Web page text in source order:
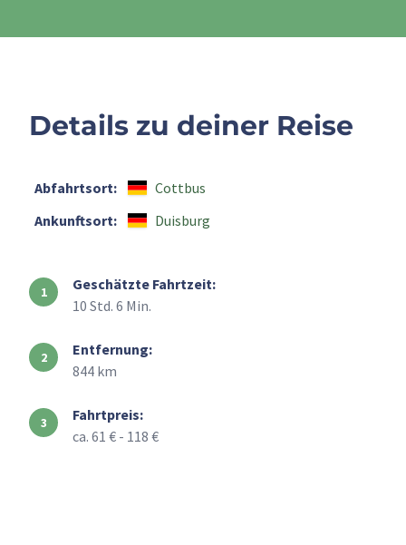
Details zu deiner Reise
Abfahrtsort:
Cottbus
Ankunftsort:
Duisburg
Geschätzte Fahrtzeit:
10 Std. 6 Min.
Entfernung:
844 km
Fahrtpreis:
ca. 61 € - 118 €